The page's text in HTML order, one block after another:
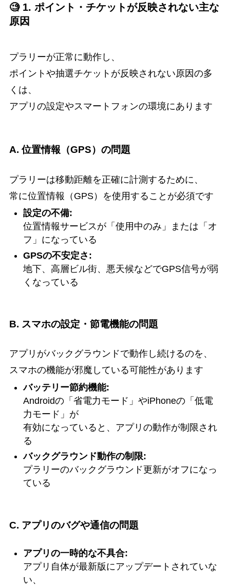
🧐 1. ポイント・チケットが反映されない主な
原因
プラリーが正常に動作し、
ポイントや抽選チケットが反映されない原因の多
くは、
アプリの設定やスマートフォンの環境にあります
A. 位置情報（GPS）の問題
プラリーは移動距離を正確に計測するために、
常に位置情報（GPS）を使用することが必須です
設定の不備:
位置情報サービスが「使用中のみ」または「オ
フ」になっている
GPSの不安定さ:
地下、高層ビル街、悪天候などでGPS信号が弱
くなっている
B. スマホの設定・節電機能の問題
アプリがバックグラウンドで動作し続けるのを、
スマホの機能が邪魔している可能性があります
バッテリー節約機能:
Androidの「省電力モード」やiPhoneの「低電
力モード」が
有効になっていると、アプリの動作が制限され
る
バックグラウンド動作の制限:
プラリーのバックグラウンド更新がオフになっ
ている
C. アプリのバグや通信の問題
アプリの一時的な不具合:
アプリ自体が最新版にアップデートされていな
い、